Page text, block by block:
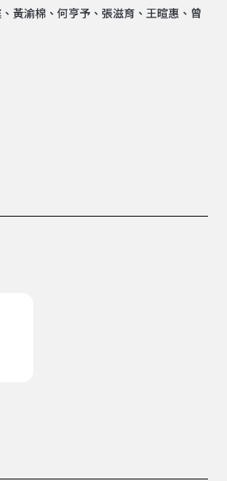
黃渝棉、何亨予、張滋育、王暄惠、曾